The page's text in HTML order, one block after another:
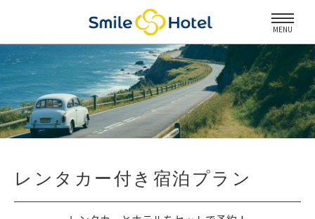
MENU
レンタカー付き宿泊プラン